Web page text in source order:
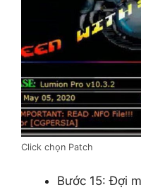
Click chọn Patch
Bước 15: Đợi